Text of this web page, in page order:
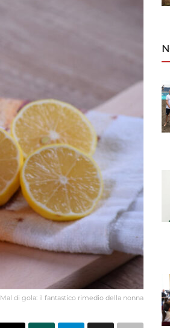
Mal di gola: il fantastico rimedio della nonna